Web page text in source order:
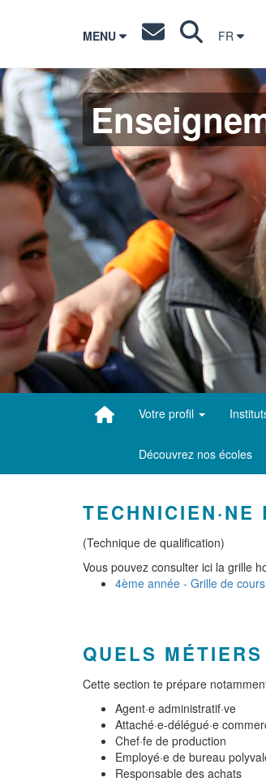
MENU FR
Votre profil
Découvrez nos écoles
(Technique de qualification)
Vous pouvez consulter ici la grille
4ème année - Grille de
QUELS
Cette section te prépare
Agent·e administratif·ve
Attaché·e-délégué·e
Chef·fe de production
Employé·e de bureau
Responsable des achats